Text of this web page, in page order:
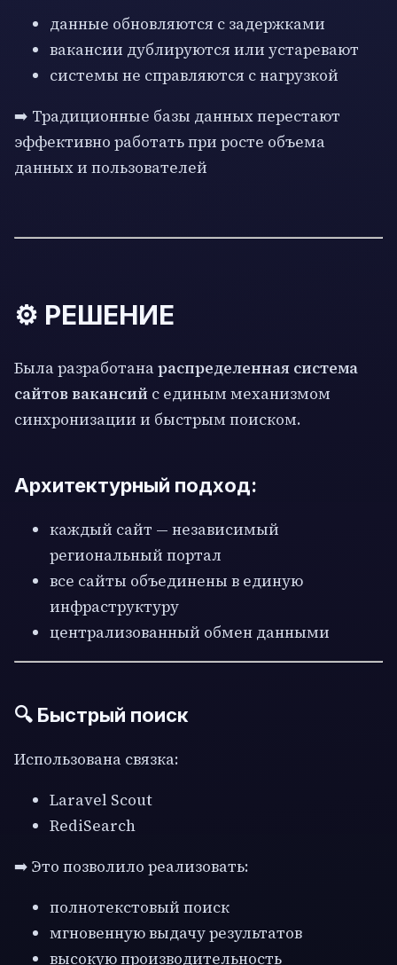
данные обновляются с задержками
вакансии дублируются или устаревают
системы не справляются с нагрузкой
➡️ Традиционные базы данных перестают
эффективно работать при росте объема
данных и пользователей
⚙️ РЕШЕНИЕ
Была разработанараспределенная система
сайтов вакансий с единым механизмом
синхронизации и быстрым поиском.
Архитектурный подход:
каждый сайт — независимый
региональный портал
все сайты объединены в единую
инфраструктуру
централизованный обмен данными
🔍 Быстрый поиск
Использована связка:
Laravel Scout
RediSearch
➡️ Это позволило реализовать:
полнотекстовый поиск
мгновенную выдачу результатов
высокую производительность